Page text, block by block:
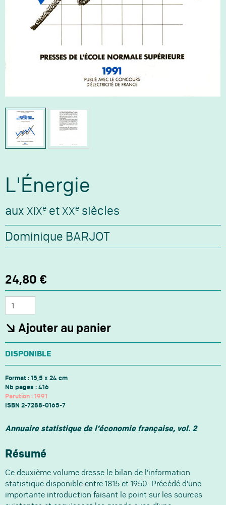
L'Énergie
aux XIXe etXXe siècles
Dominique BARJOT
Prix
promo
24,80 €
Quantité
Ajouter au panier
Disponibilité :
DISPONIBLE
Format : 15,5 x 24 cm
Nb pages : 416
Parution : 1991
ISBN 2-7288-0165-7
Annuaire statistique de l’économie française, vol. 2
Résumé
Ce deuxième volume dresse le bilan de l’information
statistique disponible entre 1815 et 1950. Précédé d’une
importante introduction faisant le point sur les sources